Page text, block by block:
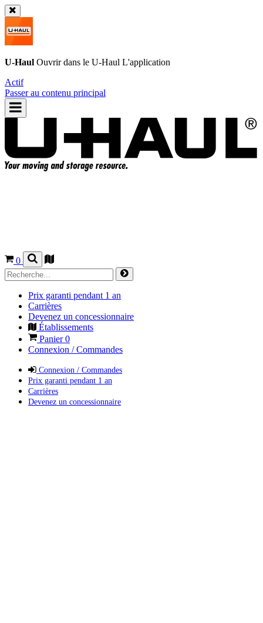
U-Haul Ouvrir dans le U-Haul L'application
Actif
Passer au contenu principal
0
Prix garanti pendant 1 an
Carrières
Devenez un concessionnaire
Établissements
Panier0
Connexion / Commandes
Connexion / Commandes
Prix garanti pendant 1 an
Carrières
Devenez un concessionnaire